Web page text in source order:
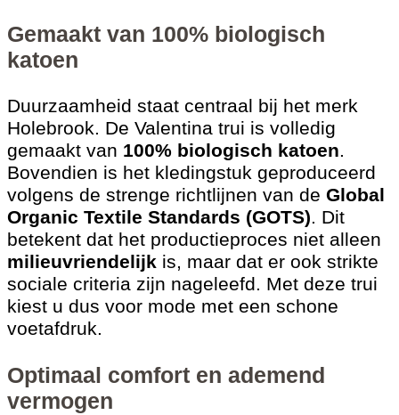
Gemaakt van 100% biologisch
katoen
Duurzaamheid staat centraal bij het merk
Holebrook. De Valentina trui is volledig
gemaakt van 100% biologisch katoen.
Bovendien is het kledingstuk geproduceerd
volgens de strenge richtlijnen van de Global
Organic Textile Standards (GOTS). Dit
betekent dat het productieproces niet alleen
milieuvriendelijk is, maar dat er ook strikte
sociale criteria zijn nageleefd. Met deze trui
kiest u dus voor mode met een schone
voetafdruk.
Optimaal comfort en ademend
vermogen